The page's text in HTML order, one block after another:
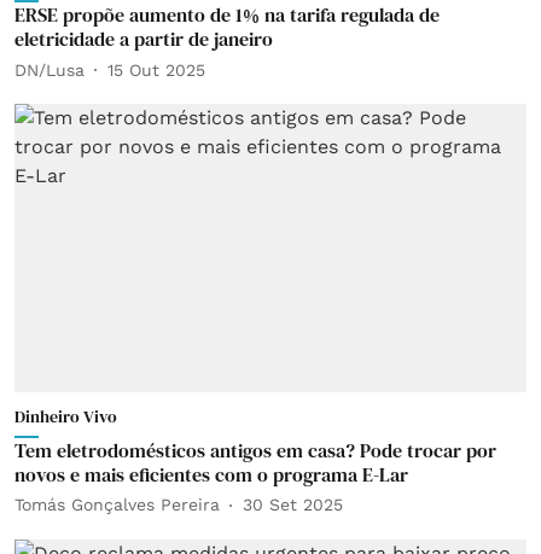
ERSE propõe aumento de 1% na tarifa regulada de
eletricidade a partir de janeiro
DN/Lusa 15 Out 2025
Dinheiro Vivo
Tem eletrodomésticos antigos em casa? Pode trocar por
novos e mais eficientes com o programa E-Lar
Tomás Gonçalves Pereira 30 Set 2025